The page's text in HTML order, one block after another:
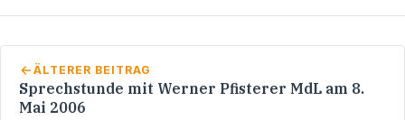
ÄLTERER BEITRAG
Sprechstunde mit Werner Pfisterer MdL am 8.
Mai 2006